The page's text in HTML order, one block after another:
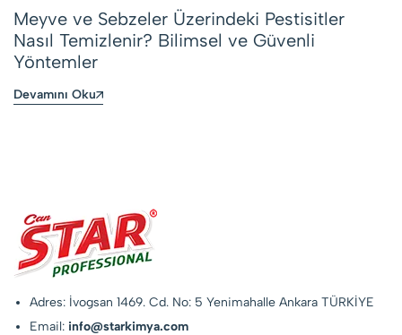
Meyve ve Sebzeler Üzerindeki Pestisitler
Nasıl Temizlenir? Bilimsel ve Güvenli
Yöntemler
Devamını Oku
Adres: İvogsan 1469. Cd. No: 5 Yenimahalle Ankara TÜRKİYE
Email: info@starkimya.com